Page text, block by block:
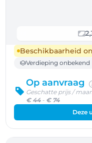
Beschikbaarheid
Verdieping onbekend
Op aanvraag
Geschatte prijs /
€ 44- € 74
Deze